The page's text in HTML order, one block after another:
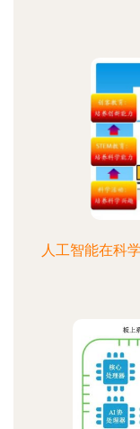
人工智能在科